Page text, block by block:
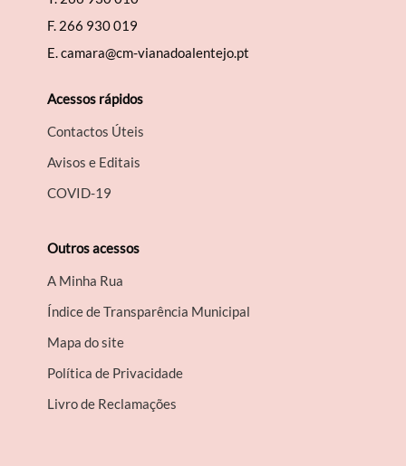
Filtros
F. 266 930 019
E.camara@cm-vianadoalentejo.pt
Acessos rápidos
Contactos Úteis
Avisos e Editais
COVID-19
Outros acessos
A Minha Rua
Índice de Transparência Municipal
Mapa do site
Política de Privacidade
Livro de Reclamações